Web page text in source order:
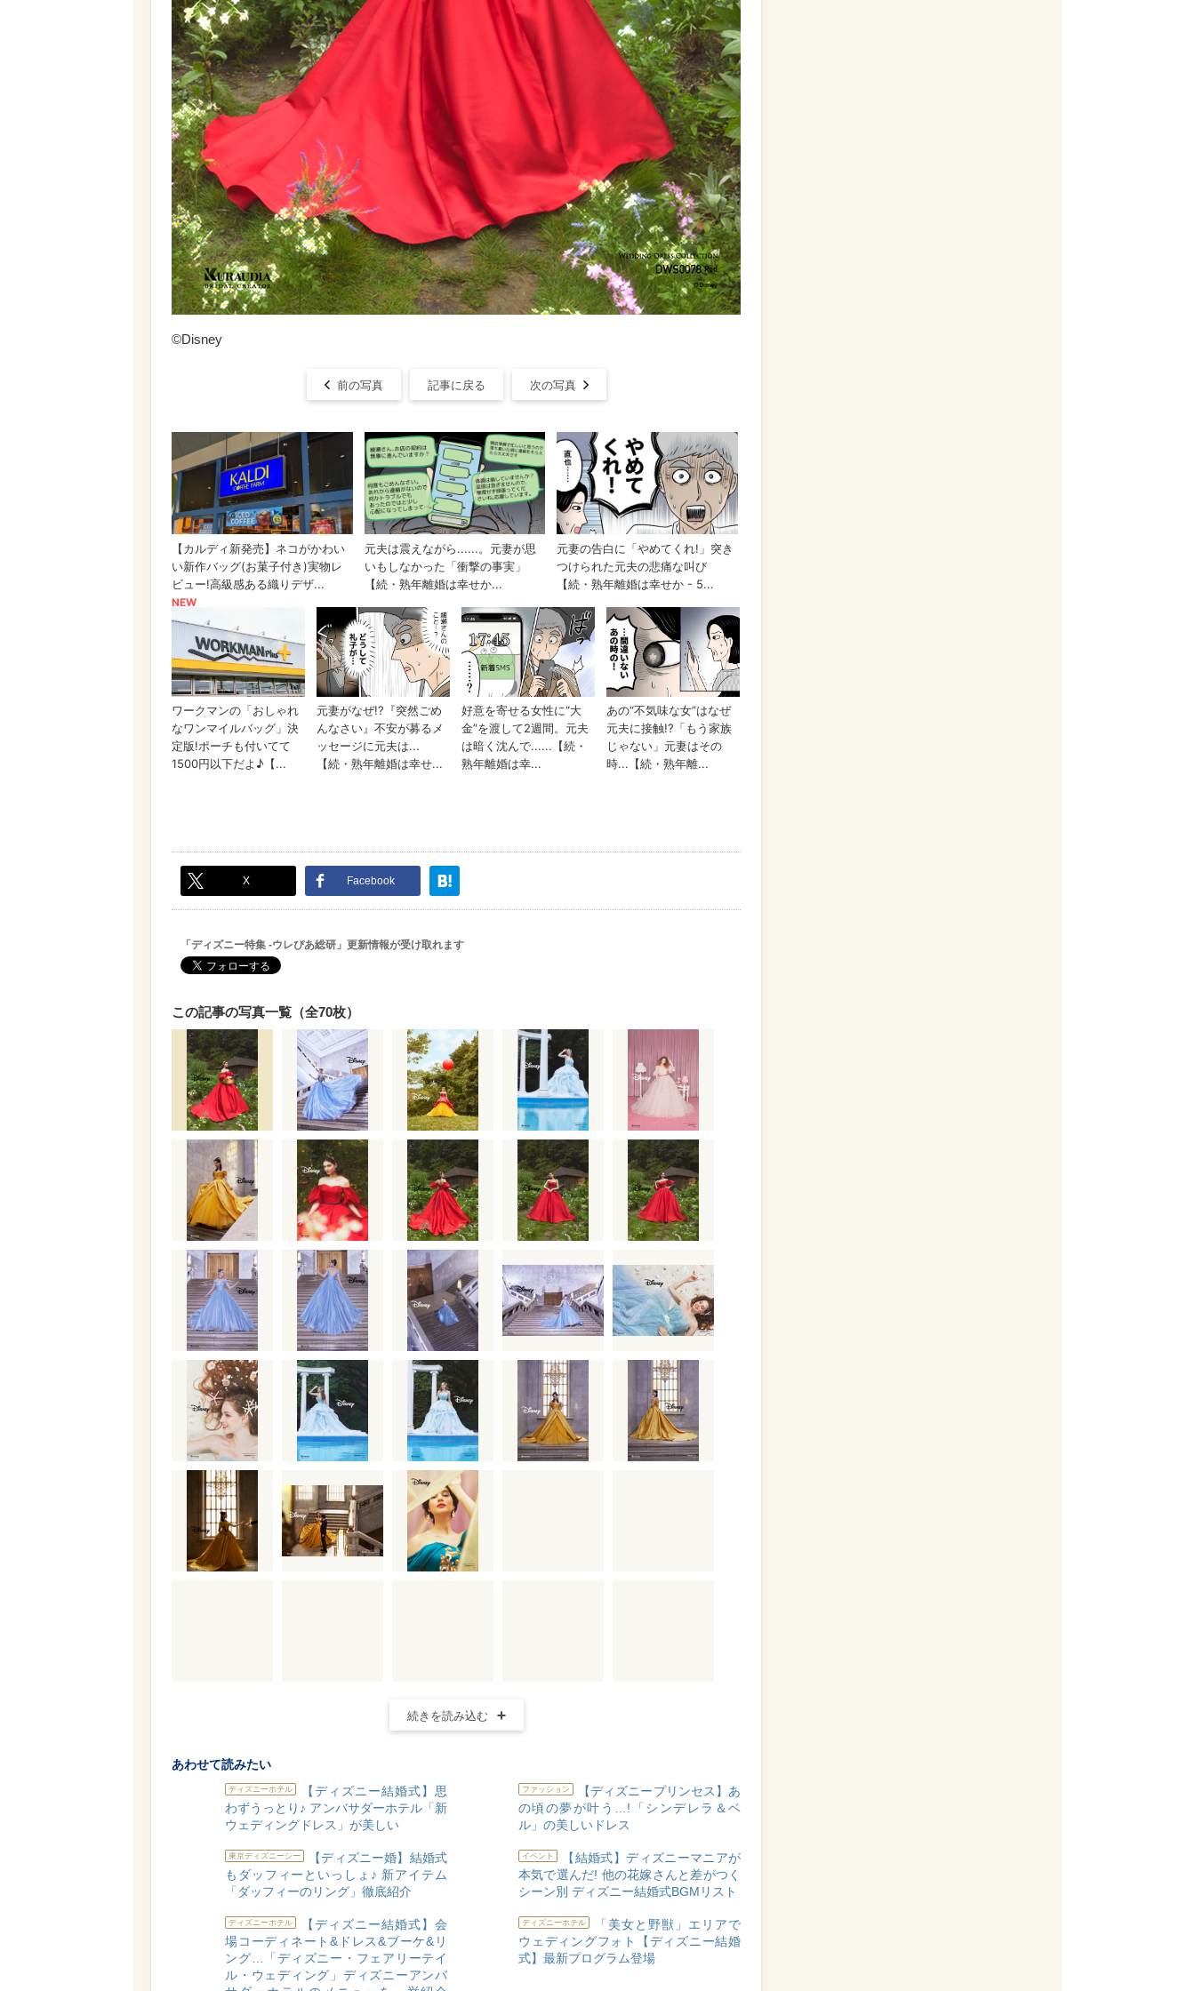
©Disney
前の写真 記事に戻る 次の写真
X Facebook
「ディズニー特集 -ウレぴあ総研」更新情報が受け取れます
この記事の写真一覧（全70枚）
続きを読み込む
あわせて読みたい
ディズニーホテル
【ディズニー結婚式】思
わずうっとり♪ アンバサダーホテル「新
ウェディングドレス」が美しい
ファッション
【ディズニープリンセス】あ
の頃の夢が叶う…!「シンデレラ＆ベ
ル」の美しいドレス
東京ディズニーシー
【ディズニー婚】結婚式
もダッフィーといっしょ♪ 新アイテム
「ダッフィーのリング」徹底紹介
イベント
【結婚式】ディズニーマニアが
本気で選んだ! 他の花嫁さんと差がつく
シーン別 ディズニー結婚式BGMリスト
ディズニーホテル
【ディズニー結婚式】会
場コーディネート&ドレス&ブーケ&リ
ング…「ディズニー・フェアリーテイ
ル・ウェディング」ディズニーアンバ
ディズニーホテル
「美女と野獣」エリアで
ウェディングフォト【ディズニー結婚
式】最新プログラム登場